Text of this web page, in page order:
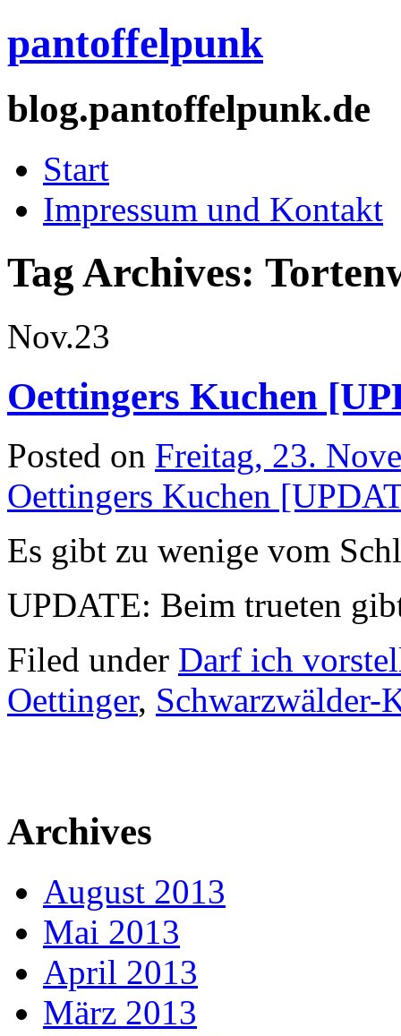
pantoffelpunk
blog.pantoffelpunk.de
Start
Impressum und Kontakt
Tag Archives:
Nov.23
Oettingers Kuchen
Posted on Freitag, 23.
Oettingers Kuchen
Es gibt zu wenige vom
UPDATE: Beim trueten
Filed under Darf ich
Oettinger, Schwarzwälder-
Archives
August 2013
Mai 2013
April 2013
März 2013